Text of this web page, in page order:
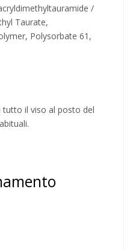
/
Taurate,
Polysorbate 61,
tutto il viso al posto del